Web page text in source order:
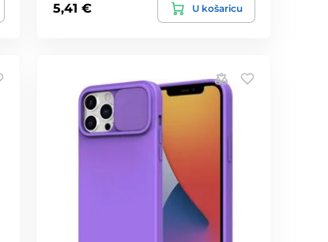
5,41 € U košaricu